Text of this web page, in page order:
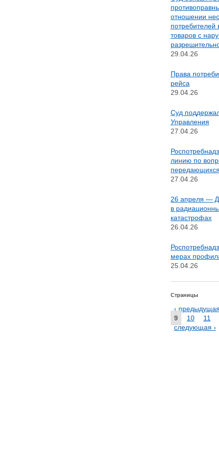
отношении
потребителей
товаров с
29.04.26
Права
рейса
29.04.26
Суд
Управления
27.04.26
линию по
27.04.26
26 апреля —
в
катастрофах
26.04.26
мерах
25.04.26
Страницы
‹
9
10
11
следующая ›